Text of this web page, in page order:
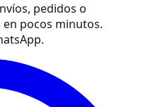
pedidos o
pocos minutos.